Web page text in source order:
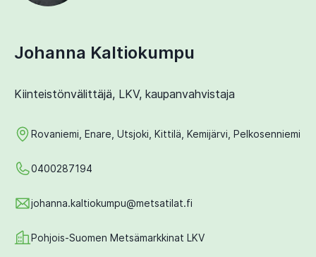
Johanna Kaltiokumpu
Kiinteistönvälittäjä, LKV, kaupanvahvistaja
Rovaniemi, Enare, Utsjoki, Kittilä, Kemijärvi, Pelkosenniemi
0400287194
johanna.kaltiokumpu@metsatilat.fi
Pohjois-Suomen Metsämarkkinat LKV